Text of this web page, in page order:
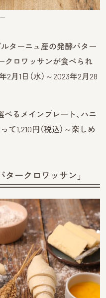
ルターニュ産の発酵バター
クロワッサンが食べられ
月1日（水）～2023年2月28
るメインプレート、ハニ
1,210円（税込）～楽しめ
ークロワッサン」